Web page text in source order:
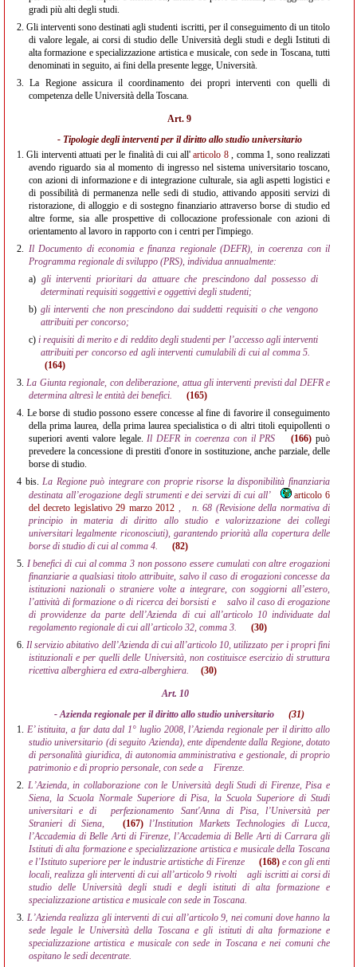
gradi più alti degli studi.
2.Gli interventi sono destinati agli studenti iscritti, per il conseguimento di un titolo
di valore legale, ai corsi di studio delle Università degli studi e degli Istituti di
alta formazione e specializzazione artistica e musicale, con sede in Toscana, tutti
denominati in seguito, ai fini della presente legge, Università.
3.La Regione assicura il coordinamento dei propri interventi con quelli di
competenza delle Università della Toscana.
Art. 9
- Tipologie degli interventi per il diritto allo studio universitario
1.Gli interventi attuati per le finalità di cui all'articolo 8, comma 1, sono realizzati
avendo riguardo sia al momento di ingresso nel sistema universitario toscano,
con azioni di informazione e di integrazione culturale, sia agli aspetti logistici e
di possibilità di permanenza nelle sedi di studio, attivando appositi servizi di
ristorazione, di alloggio e di sostegno finanziario attraverso borse di studio ed
altre forme, sia alle prospettive di collocazione professionale con azioni di
orientamento al lavoro in rapporto con i centri per l'impiego.
2. Il Documento di economia e finanza regionale (DEFR), in coerenza con il
Programma regionale di sviluppo (PRS), individua annualmente:
a) gli interventi prioritari da attuare che prescindono dal possesso di
determinati requisiti soggettivi e oggettivi degli studenti;
b) gli interventi che non prescindono dai suddetti requisiti o che vengono
attribuiti per concorso;
c)i requisiti di merito e di reddito degli studenti per l’accesso agli interventi
attribuiti per concorso ed agli interventi cumulabili di cui al comma 5.
(164)
3.La Giunta regionale, con deliberazione, attua gli interventi previsti dal DEFR e
determina altresì le entità dei benefici.
(165)
4. Le borse di studio possono essere concesse al fine di favorire il conseguimento
della prima laurea, della prima laurea specialistica o di altri titoli equipollenti o
superiori aventi valore legale.Il DEFR in coerenza con il PRS (166) può
prevedere la concessione di prestiti d'onore in sostituzione, anche parziale, delle
borse di studio.
4 bis. La Regione può integrare con proprie risorse la disponibilità finanziaria
destinata all’erogazione degli strumenti e dei servizi di cui all’
articolo 6
del decreto legislativo 29 marzo 2012 ,
n. 68 (Revisione della normativa di
principio in materia di diritto allo studio e valorizzazione dei collegi
universitari legalmente riconosciuti), garantendo priorità alla copertura delle
borse di studio di cui al comma 4.
(82)
5. I benefici di cui al comma 3 non possono essere cumulati con altre erogazioni
finanziarie a qualsiasi titolo attribuite, salvo il caso di erogazioni concesse da
istituzioni nazionali o straniere volte a integrare, con soggiorni all’estero,
l’attività di formazione o di ricerca dei borsisti e
salvo il caso di erogazione
di provvidenze da parte dell’Azienda di cui all’articolo 10 individuate dal
regolamento regionale di cui all’articolo 32, comma 3.
(30)
6.Il servizio abitativo dell’Azienda di cui all’articolo 10, utilizzato per i propri fini
istituzionali e per quelli delle Università, non costituisce esercizio di struttura
ricettiva alberghiera ed extra-alberghiera.
(30)
Art. 10
- Azienda regionale per il diritto allo studio universitario
(31)
1. E’ istituita, a far data dal 1° luglio 2008, l’Azienda regionale per il diritto allo
studio universitario (di seguito Azienda), ente dipendente dalla Regione, dotato
di personalità giuridica, di autonomia amministrativa e gestionale, di proprio
patrimonio e di proprio personale, con sede a
Firenze.
2. L’Azienda, in collaborazione con le Università degli Studi di Firenze, Pisa e
Siena, la Scuola Normale Superiore di Pisa, la Scuola Superiore di Studi
universitari e di
perfezionamento Sant'Anna di Pisa, l’Università per
Stranieri di Siena,
(167)l’Institution Markets Technologies di Lucca,
l’Accademia di Belle Arti di Firenze, l’Accademia di Belle Arti di Carrara gli
Istituti di alta formazione e specializzazione artistica e musicale della Toscana
e l’Istituto superiore per le industrie artistiche di Firenze
(168)e con gli enti
locali, realizza gli interventi di cui all’articolo 9 rivolti
agli iscritti ai corsi di
studio delle Università degli studi e degli istituti di alta formazione e
specializzazione artistica e musicale con sede in Toscana.
3. L’Azienda realizza gli interventi di cui all’articolo 9, nei comuni dove hanno la
sede legale le Università della Toscana e gli istituti di alta formazione e
specializzazione artistica e musicale con sede in Toscana e nei comuni che
ospitano le sedi decentrate.